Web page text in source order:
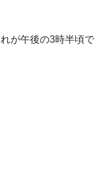
が午後の3時半頃で